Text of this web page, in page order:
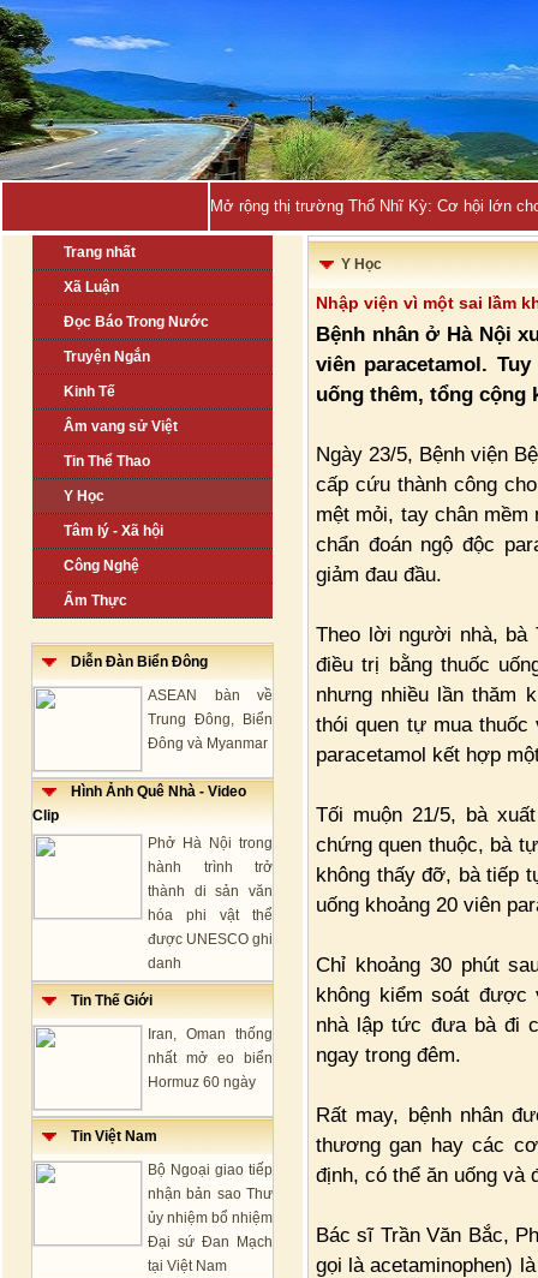
Mở rộng thị trường Thổ Nhĩ Kỳ: Cơ hội lớn
Trang nhất
Xã Luận
Đọc Báo Trong Nước
Truyện Ngắn
Kinh Tế
Âm vang sử Việt
Tin Thể Thao
Y Học
Tâm lý - Xã hội
Công Nghệ
Ẩm Thực
Diễn Đàn Biển Đông
ASEAN bàn về
Trung Đông, Biển
Đông và Myanmar
Hình Ảnh Quê Nhà - Video
Clip
Phở Hà Nội trong
hành trình trở
thành di sản văn
hóa phi vật thể
được UNESCO ghi
danh
Tin Thế Giới
Iran, Oman thống
nhất mở eo biển
Hormuz 60 ngày
Tin Việt Nam
Bộ Ngoại giao tiếp
nhận bản sao Thư
ủy nhiệm bổ nhiệm
Đại sứ Đan Mạch
tại Việt Nam
Y Học
Nhập viện vì một sai lầm
Bệnh nhân ở Hà Nội
viên paracetamol.
uống thêm, tổng cộng
Ngày 23/5, Bệnh viện
cấp cứu thành công
mệt mỏi, tay chân
chẩn đoán ngộ độc
giảm đau đầu.
Theo lời người nhà, bà
điều trị bằng thuốc
nhưng nhiều lần thăm
thói quen tự mua
paracetamol kết hợp
Tối muộn 21/5, bà
chứng quen thuộc, bà
không thấy đỡ, bà tiếp
uống khoảng 20 viên
Chỉ khoảng 30 phút
không kiểm soát được
nhà lập tức đưa bà đi
ngay trong đêm.
Rất may, bệnh nhân
thương gan hay các
định, có thể ăn uống và
Bác sĩ Trần Văn Bắc,
gọi là acetaminophen)